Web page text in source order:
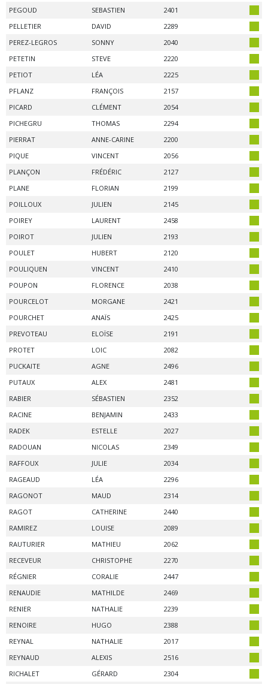
PEGOUD SEBASTIEN
2401
PELLETIER
DAVID
2289
PEREZ-LEGROS
SONNY
2040
PETETIN
STEVE
2220
PETIOT
LÉA
2225
PFLANZ
FRANÇOIS
2157
PICARD
CLÉMENT
2054
PICHEGRU
THOMAS
2294
PIERRAT
ANNE-CARINE
2200
PIQUE
VINCENT
2056
PLANÇON
FRÉDÉRIC
2127
PLANE
FLORIAN
2199
POILLOUX
JULIEN
2145
POIREY
LAURENT
2458
POIROT
JULIEN
2193
POULET
HUBERT
2120
POULIQUEN
VINCENT
2410
POUPON
FLORENCE
2038
POURCELOT
MORGANE
2421
POURCHET
ANAÏS
2425
PREVOTEAU
ELOÏSE
2191
PROTET
LOIC
2082
PUCKAITE
AGNE
2496
PUTAUX
ALEX
2481
RABIER
SÉBASTIEN
2352
RACINE
BENJAMIN
2433
RADEK
ESTELLE
2027
RADOUAN
NICOLAS
2349
RAFFOUX
JULIE
2034
RAGEAUD
LÉA
2296
RAGONOT
MAUD
2314
RAGOT
CATHERINE
2440
RAMIREZ
LOUISE
2089
RAUTURIER
MATHIEU
2062
RECEVEUR
CHRISTOPHE
2270
RÉGNIER
CORALIE
2447
RENAUDIE
MATHILDE
2469
RENIER
NATHALIE
2239
RENOIRE
HUGO
2388
REYNAL
NATHALIE
2017
REYNAUD
ALEXIS
2516
RICHALET
GÉRARD
2304